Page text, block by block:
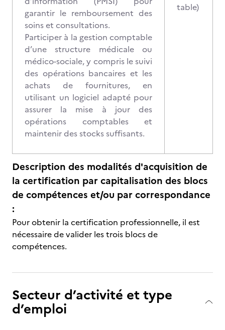
garantir le remboursement des
soins et consultations.
Participer à la gestion comptable
d’une structure médicale ou
médico-sociale, y compris le suivi
des opérations bancaires et les
achats de fournitures, en
utilisant un logiciel adapté pour
assurer la mise à jour des
opérations comptables et
maintenir des stocks suffisants.
table)
Description des modalités d'acquisition de
la certification par capitalisation des blocs
de compétences et/ou par correspondance
:
Pour obtenir la certification professionnelle, il est
nécessaire de valider les trois blocs de
compétences.
Secteur d’activité et type
d’emploi